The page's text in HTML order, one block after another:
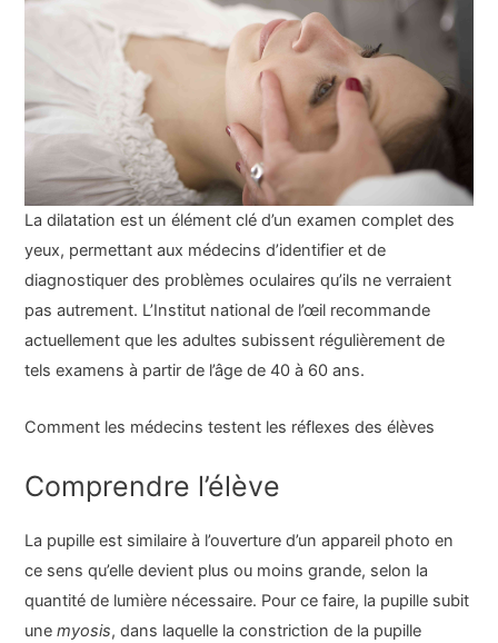
La dilatation est un élément clé d’un examen complet des
yeux, permettant aux médecins d’identifier et de
diagnostiquer des problèmes oculaires qu’ils ne verraient
pas autrement. L’Institut national de l’œil recommande
actuellement que les adultes subissent régulièrement de
tels examens à partir de l’âge de 40 à 60 ans.
Comment les médecins testent les réflexes des élèves
Comprendre l’élève
La pupille est similaire à l’ouverture d’un appareil photo en
ce sens qu’elle devient plus ou moins grande, selon la
quantité de lumière nécessaire. Pour ce faire, la pupille subit
unemyosis, dans laquelle la constriction de la pupille